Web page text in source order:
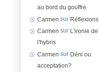
au bord du gouffre
Carmen sur Réflexions
Carmen sur L'ironie de
l'hybris
Carmen sur Déni ou
acceptation?